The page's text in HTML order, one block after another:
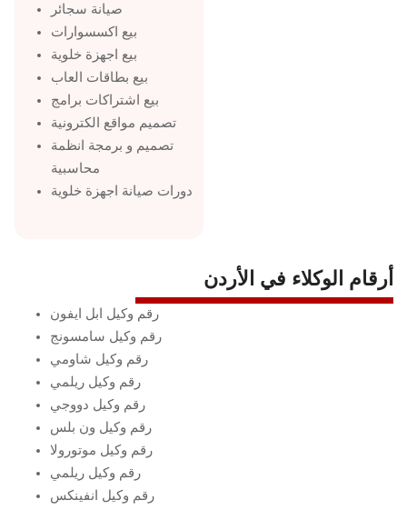
صيانة سجائر
بيع اكسسوارات
بيع اجهزة خلوية
بيع بطاقات العاب
بيع اشتراكات برامج
تصميم مواقع الكترونية
تصميم و برمجة انظمة
محاسبية
دورات صيانة اجهزة خلوية
أرقام الوكلاء في الأردن
رقم وكيل ابل ايفون
رقم وكيل سامسونج
رقم وكيل شاومي
رقم وكيل ريلمي
رقم وكيل دووجي
رقم وكيل ون بلس
رقم وكيل موتورولا
رقم وكيل ريلمي
رقم وكيل انفينكس